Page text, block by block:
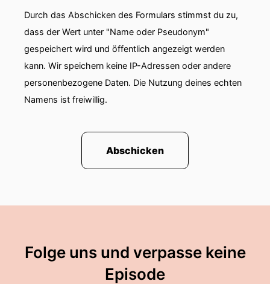
Durch das Abschicken des Formulars stimmst du zu,
dass der Wert unter "Name oder Pseudonym"
gespeichert wird und öffentlich angezeigt werden
kann. Wir speichern keine IP-Adressen oder andere
personenbezogene Daten. Die Nutzung deines echten
Namens ist freiwillig.
Abschicken
Folge uns und verpasse keine
Episode